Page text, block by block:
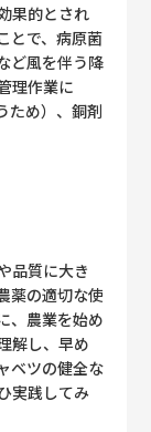
果的とされ
とで、病原菌
ど風を伴う降
理作業に
ため）、銅剤
品質に大き
薬の適切な使
、農業を始め
解し、早め
ベツの健全な
実践してみ